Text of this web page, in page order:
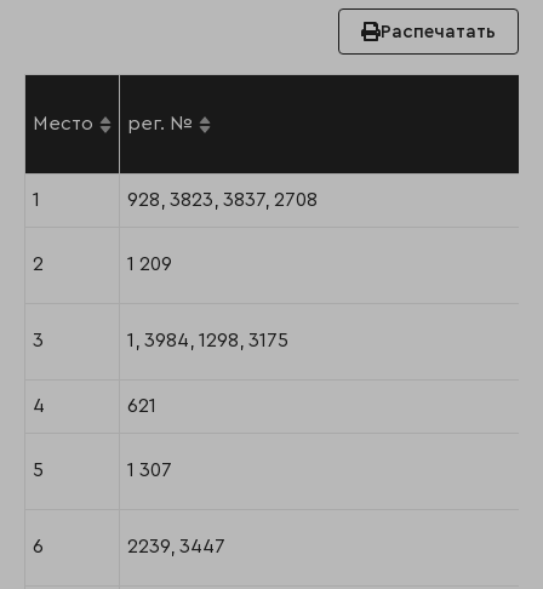
Распечатать
Место рег. №
1 928, 3823, 3837, 2708
2 1 209
3 1, 3984, 1298, 3175
4 621
5 1 307
6 2239, 3447